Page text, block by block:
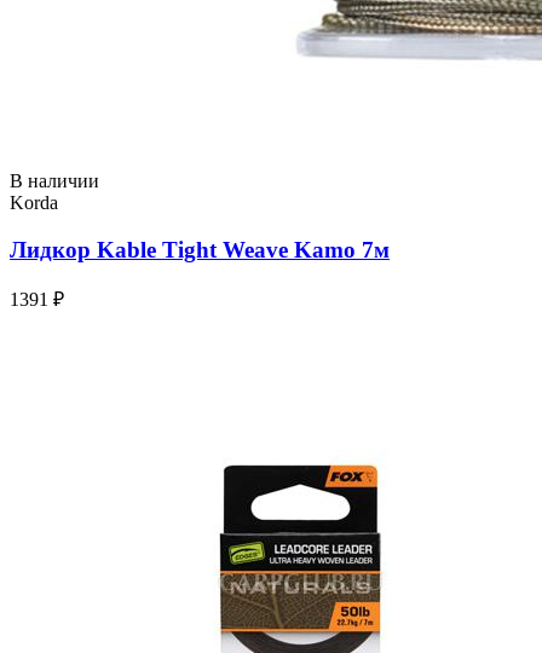
В наличии
Korda
Лидкор Kable Tight Weave Kamo 7м
1391 ₽